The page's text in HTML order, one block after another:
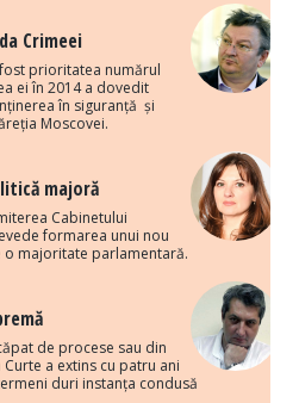
Crimeei
prioritatea numărul
ei în 2014 a dovedit
în siguranță și
Moscovei.
majoră
Cabinetului
formarea unui nou
o majoritate parlamentară.
de procese sau din
a extins cu patru ani
duri instanța condusă